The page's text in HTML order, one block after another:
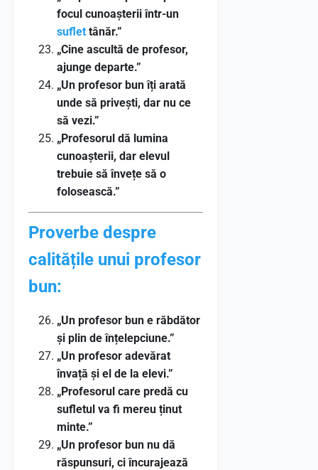
focul cunoașterii într-un
suflet tânăr.”
„Cine ascultă de profesor,
ajunge departe.”
„Un profesor bun îți arată
unde să privești, dar nu ce
să vezi.”
„Profesorul dă lumina
cunoașterii, dar elevul
trebuie să învețe să o
folosească.”
Proverbe despre
calitățile unui profesor
bun:
„Un profesor bun e răbdător
și plin de înțelepciune.”
„Un profesor adevărat
învață și el de la elevi.”
„Profesorul care predă cu
sufletul va fi mereu ținut
minte.”
„Un profesor bun nu dă
răspunsuri, ci încurajează